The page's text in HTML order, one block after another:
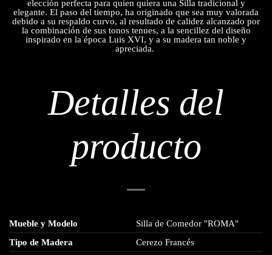
elección perfecta para quien quiera una Silla tradicional y
elegante. El paso del tiempo, ha originado que sea muy valorada
debido a su respaldo curvo, al resultado de calidez alcanzado por
la combinación de sus tonos tenues, a la sencillez del diseño
inspirado en la época Luis XVI, y a su madera tan noble y
apreciada.
Detalles del
producto
Mueble y Modelo
Silla de Comedor "ROMA"
Tipo de Madera
Cerezo Francés